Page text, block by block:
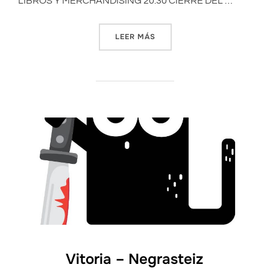
LEER MÁS
Vitoria – Negrasteiz